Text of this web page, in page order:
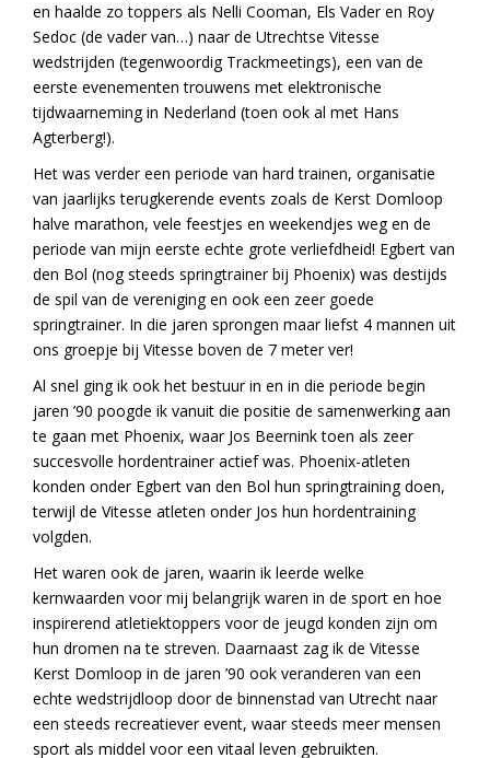
en haalde zo toppers als Nelli Cooman, Els Vader en Roy
Sedoc (de vader van…) naar de Utrechtse Vitesse
wedstrijden (tegenwoordig Trackmeetings), een van de
eerste evenementen trouwens met elektronische
tijdwaarneming in Nederland (toen ook al met Hans
Agterberg!).
Het was verder een periode van hard trainen, organisatie
van jaarlijks terugkerende events zoals de Kerst Domloop
halve marathon, vele feestjes en weekendjes weg en de
periode van mijn eerste echte grote verliefdheid! Egbert van
den Bol (nog steeds springtrainer bij Phoenix) was destijds
de spil van de vereniging en ook een zeer goede
springtrainer. In die jaren sprongen maar liefst 4 mannen uit
ons groepje bij Vitesse boven de 7 meter ver!
Al snel ging ik ook het bestuur in en in die periode begin
jaren ’90 poogde ik vanuit die positie de samenwerking aan
te gaan met Phoenix, waar Jos Beernink toen als zeer
succesvolle hordentrainer actief was. Phoenix-atleten
konden onder Egbert van den Bol hun springtraining doen,
terwijl de Vitesse atleten onder Jos hun hordentraining
volgden.
Het waren ook de jaren, waarin ik leerde welke
kernwaarden voor mij belangrijk waren in de sport en hoe
inspirerend atletiektoppers voor de jeugd konden zijn om
hun dromen na te streven. Daarnaast zag ik de Vitesse
Kerst Domloop in de jaren ’90 ook veranderen van een
echte wedstrijdloop door de binnenstad van Utrecht naar
een steeds recreatiever event, waar steeds meer mensen
sport als middel voor een vitaal leven gebruikten.